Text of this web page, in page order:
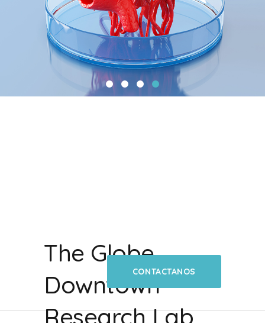
The Globe
Downtown
Research Lab
CONTACTANOS